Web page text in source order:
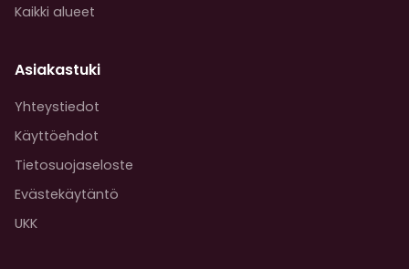
Kaikki alueet
Asiakastuki
Yhteystiedot
Käyttöehdot
Tietosuojaseloste
Evästekäytäntö
UKK